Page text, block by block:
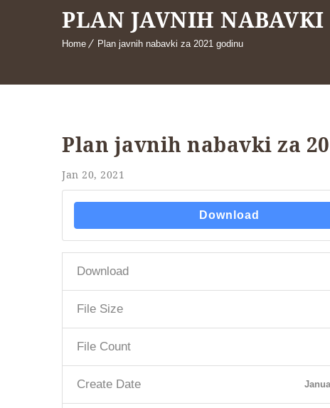
PLAN JAVNIH
Home Plan javnih nabavki za 2021 godinu
Plan javnih nabavki za
Jan 20, 2021
Download
Download
File Size
File Count
Create Date